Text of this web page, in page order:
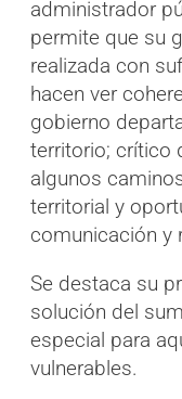
administrador
permite que su
realizada con
hacen ver
gobierno
territorio; crítico
algunos
territorial y
comunicación y
Se destaca su
solución del
especial para
vulnerables.